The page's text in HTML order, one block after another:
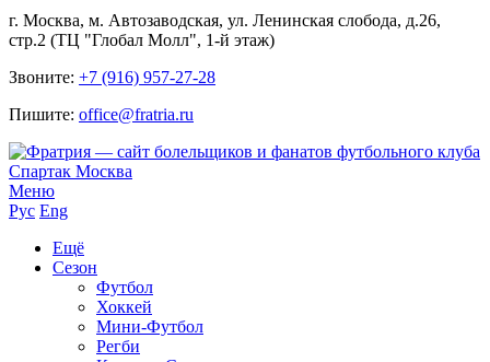
г. Москва, м. Автозаводская, ул. Ленинская слобода, д.26,
стр.2 (ТЦ "Глобал Молл", 1-й этаж)
Звоните: +7 (916) 957-27-28
Пишите: office@fratria.ru
Меню
Рус Eng
Ещё
Сезон
Футбол
Хоккей
Мини-Футбол
Регби